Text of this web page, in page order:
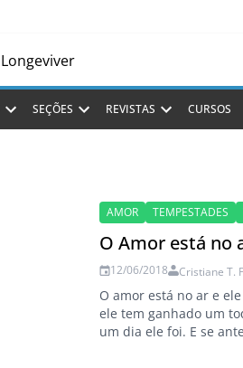
SEÇÕES REVISTAS CURSOS
AMOR TEMPESTADES
O Amor está no
12/06/2018 Cristiane T.
O amor está no ar e
ele tem ganhado um
um dia ele foi. E se